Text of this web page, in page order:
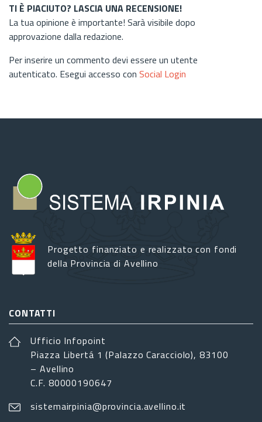
TI È PIACIUTO? LASCIA UNA RECENSIONE!
La tua opinione è importante! Sarà visibile dopo
approvazione dalla redazione.
Per inserire un commento devi essere un utente
autenticato. Esegui accesso con Social Login
Progetto finanziato e realizzato con fondi
della Provincia di Avellino
CONTATTI
Ufficio Infopoint
Piazza Libertá 1 (Palazzo Caracciolo), 83100
– Avellino
C.F. 80000190647
sistemairpinia@provincia.avellino.it